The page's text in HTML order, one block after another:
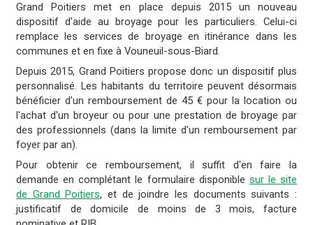
Grand Poitiers met en place depuis 2015 un nouveau
dispositif d'aide au broyage pour les particuliers. Celui-ci
remplace les services de broyage en itinérance dans les
communes et en fixe à Vouneuil-sous-Biard.
Depuis 2015, Grand Poitiers propose donc un dispositif plus
personnalisé. Les habitants du territoire peuvent désormais
bénéficier d'un remboursement de 45 € pour la location ou
l'achat d'un broyeur ou pour une prestation de broyage par
des professionnels (dans la limite d'un remboursement par
foyer par an).
Pour obtenir ce remboursement, il suffit d'en faire la
demande en complétant le formulaire disponible sur le site
de Grand Poitiers, et de joindre les documents suivants :
justificatif de domicile de moins de 3 mois, facture